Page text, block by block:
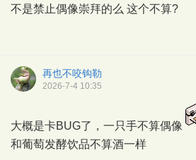
不是禁止偶像崇拜的么 这个不算?
再也不咬钩勒
2026-7-4 10:35
大概是卡BUG了，一只手不算偶像
和葡萄发酵饮品不算酒一样